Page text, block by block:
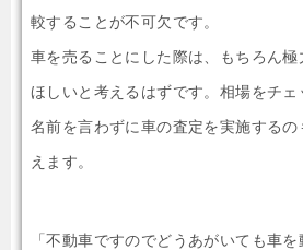
較することが不可欠です。
車を売ることにした際は、もちろん極
ほしいと考えるはずです。相場をチェ
名前を言わずに車の査定を実施する
えます。
「不動車ですのでどうあがいても車